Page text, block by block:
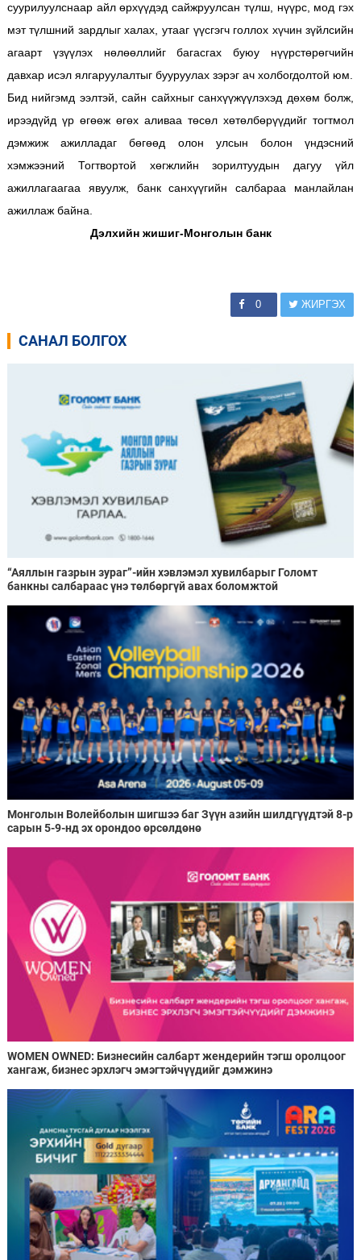
суурилуулснаар айл өрхүүдэд сайжруулсан түлш, нүүрс, мод гэх
мэт түлшний зардлыг халах, утааг үүсгэгч голлох хүчин зүйлсийн
агаарт үзүүлэх нөлөөллийг багасгах буюу нүүрстөрөгчийн
давхар исэл ялгаруулалтыг бууруулах зэрэг ач холбогдолтой юм.
Бид нийгэмд ээлтэй, сайн сайхныг санхүүжүүлэхэд дөхөм болж,
ирээдүйд үр өгөөж өгөх аливаа төсөл хөтөлбөрүүдийг тогтмол
дэмжиж ажилладаг бөгөөд олон улсын болон үндэсний
хэмжээний Тогтвортой хөгжлийн зорилтуудын дагуу үйл
ажиллагаагаа явуулж, банк санхүүгийн салбараа манлайлан
ажиллаж байна.
Дэлхийн жишиг-Монголын банк
0 ЖИРГЭХ
САНАЛ БОЛГОХ
“Аяллын газрын зураг”-ийн хэвлэмэл хувилбарыг Голомт
банкны салбараас үнэ төлбөргүй авах боломжтой
Монголын Волейболын шигшээ баг Зүүн азийн шилдгүүдтэй 8-р
сарын 5-9-нд эх орондоо өрсөлдөнө
WOMEN OWNED: Бизнесийн салбарт жендерийн тэгш оролцоог
хангаж, бизнес эрхлэгч эмэгтэйчүүдийг дэмжинэ